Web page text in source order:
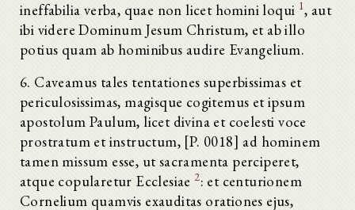
ineffabilia verba, quae non licet homini loqui 1, aut
ibi videre Dominum Jesum Christum, et ab illo
potius quam ab hominibus audire Evangelium.
6. Caveamus tales tentationes superbissimas et
periculosissimas, magisque cogitemus et ipsum
apostolum Paulum, licet divina et coelesti voce
prostratum et instructum, [P. 0018] ad hominem
tamen missum esse, ut sacramenta perciperet,
atque copularetur Ecclesiae 2: et centurionem
Cornelium quamvis exauditas orationes ejus,